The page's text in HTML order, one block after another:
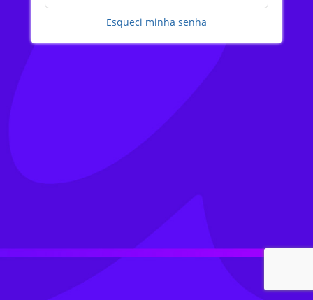
Esqueci minha senha